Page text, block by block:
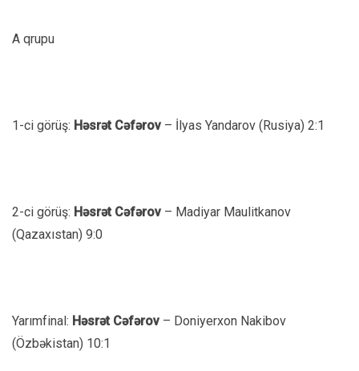
A qrupu
1-ci görüş: Həsrət Cəfərov – İlyas Yandarov (Rusiya) 2:1
2-ci görüş: Həsrət Cəfərov – Madiyar Maulitkanov
(Qazaxıstan) 9:0
Yarımfinal: Həsrət Cəfərov – Doniyerxon Nakibov
(Özbəkistan) 10:1